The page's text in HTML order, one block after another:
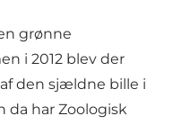
grønne
i 2012 blev der
den sjældne bille i
da har Zoologisk